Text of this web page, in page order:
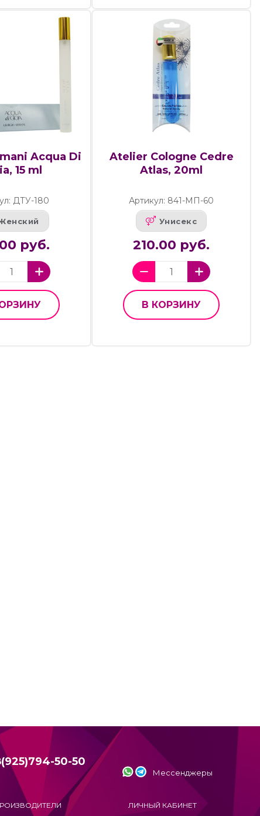
Acqua Di
15 ml
ДТУ-180
руб.
Atelier Cologne Cedre
Atlas, 20ml
Артикул: 841-МП-60
Унисекс
210.00 руб.
В КОРЗИНУ
50-50
Мессенджеры
ЛИЧНЫЙ КАБИНЕТ